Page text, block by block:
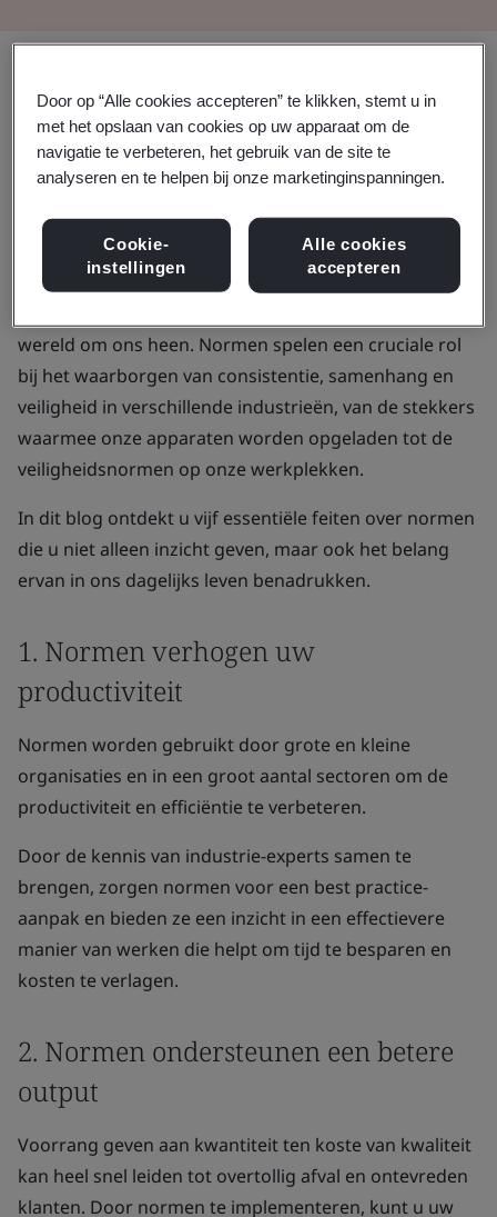
Uw gids in één oogopslag voor
normen en hun voordelen.
In elk aspect van ons leven zijn normen actief bezig
om achter de schermen vorm te geven aan de manier
wereld om ons heen. Normen spelen een cruciale rol
bij het waarborgen van consistentie, samenhang en
veiligheid in verschillende industrieën, van de stekkers
waarmee onze apparaten worden opgeladen tot de
veiligheidsnormen op onze werkplekken.
In dit blog ontdekt u vijf essentiële feiten over normen
die u niet alleen inzicht geven, maar ook het belang
ervan in ons dagelijks leven benadrukken.
1. Normen verhogen uw
productiviteit
Normen worden gebruikt door grote en kleine
organisaties en in een groot aantal sectoren om de
productiviteit en efficiëntie te verbeteren.
Door de kennis van industrie-experts samen te
brengen, zorgen normen voor een best practice-
aanpak en bieden ze een inzicht in een effectievere
manier van werken die helpt om tijd te besparen en
kosten te verlagen.
2. Normen ondersteunen een betere
output
Voorrang geven aan kwantiteit ten koste van kwaliteit
kan heel snel leiden tot overtollig afval en ontevreden
klanten. Door normen te implementeren, kunt u uw
Door op “Alle cookies accepteren” te klikken, stemt u in
met het opslaan van cookies op uw apparaat om de
navigatie te verbeteren, het gebruik van de site te
analyseren en te helpen bij onze marketinginspanningen.
Cookie-
instellingen
Alle cookies
accepteren